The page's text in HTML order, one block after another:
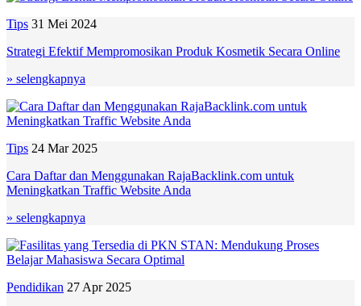
Tips 31 Mei 2024
Strategi Efektif Mempromosikan Produk Kosmetik Secara Online
» selengkapnya
Tips 24 Mar 2025
Cara Daftar dan Menggunakan RajaBacklink.com untuk
Meningkatkan Traffic Website Anda
» selengkapnya
Pendidikan 27 Apr 2025